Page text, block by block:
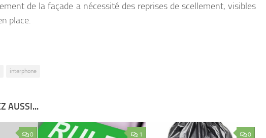
de la façade a nécessité des reprises de scellement, visibles
place.
interphone
AUSSI...
0 1 0